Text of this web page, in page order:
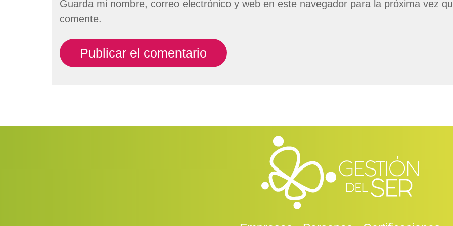
Guarda mi nombre, correo electrónico y web en este navegador para la próxima vez
comente.